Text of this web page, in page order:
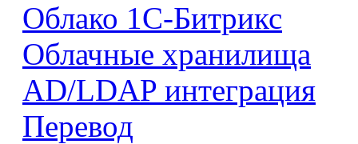
Облако 1С-Битрикс
Облачные хранилища
AD/LDAP интеграция
Перевод